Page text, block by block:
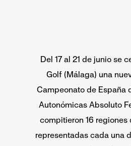
Del 17 al 21 de junio se
Golf (Málaga) una
Campeonato de España
Autonómicas Absoluto
compitieron 16 regiones
representadas cada una